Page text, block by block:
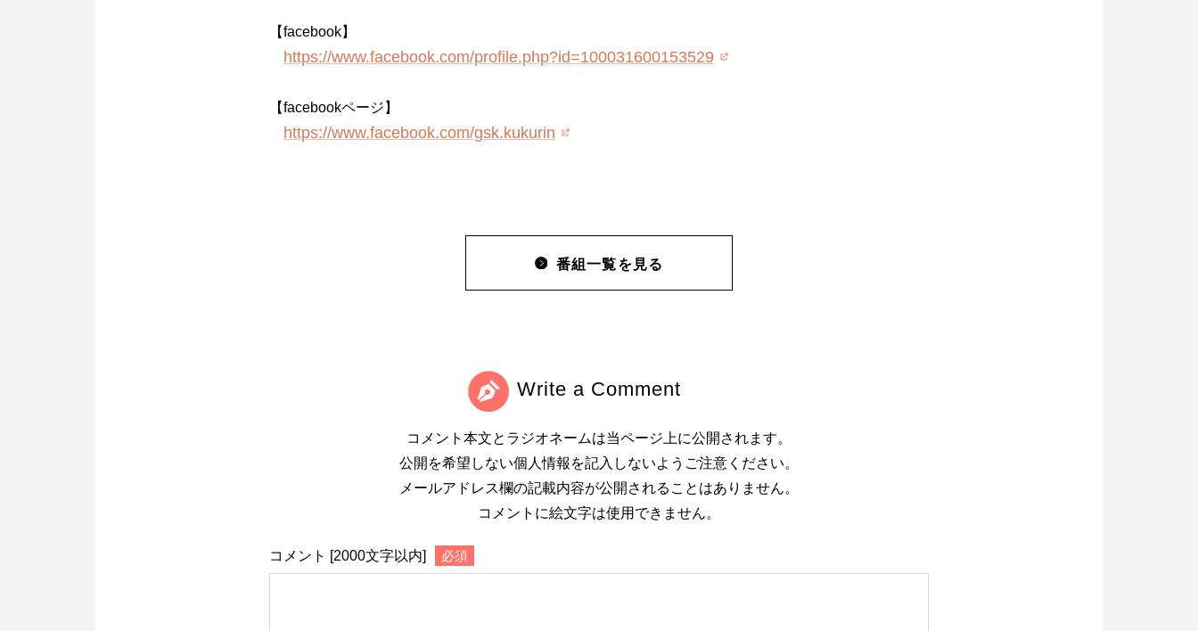
【facebook】
https://www.facebook.com/profile.php?id=100031600153529
【facebookページ】
https://www.facebook.com/gsk.kukurin
番組一覧を見る
Write a Comment
コメント本文とラジオネームは当ページ上に公開されます。
公開を希望しない個人情報を記入しないようご注意ください。
メールアドレス欄の記載内容が公開されることはありません。
コメントに絵文字は使用できません。
コメント [2000文字以内] 必須